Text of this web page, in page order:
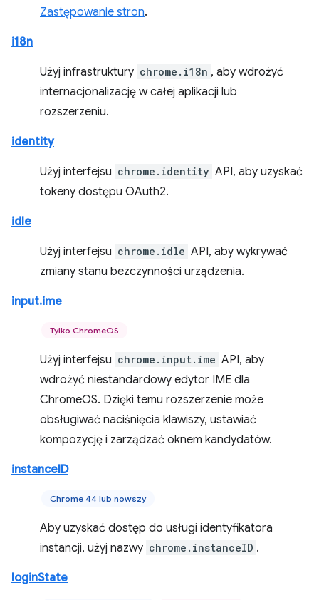
Zastępowanie stron.
i18n
Użyj infrastruktury chrome.i18n , aby wdrożyć
internacjonalizację w całej aplikacji lub
rozszerzeniu.
identity
Użyj interfejsu chrome.identity API, aby uzyskać
tokeny dostępu OAuth2.
idle
Użyj interfejsu chrome.idle API, aby wykrywać
zmiany stanu bezczynności urządzenia.
input.ime
Tylko ChromeOS
Użyj interfejsu chrome.input.ime API, aby
wdrożyć niestandardowy edytor IME dla
ChromeOS. Dzięki temu rozszerzenie może
obsługiwać naciśnięcia klawiszy, ustawiać
kompozycję i zarządzać oknem kandydatów.
instanceID
Chrome 44 lub nowszy
Aby uzyskać dostęp do usługi identyfikatora
instancji, użyj nazwy chrome.instanceID .
loginState